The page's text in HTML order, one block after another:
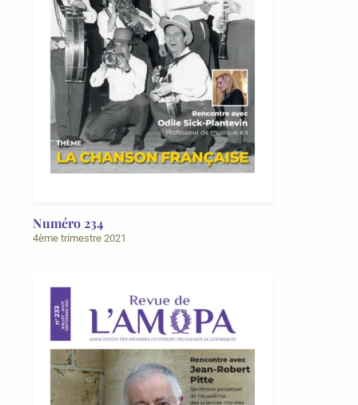
Numéro 234
4ème trimestre 2021